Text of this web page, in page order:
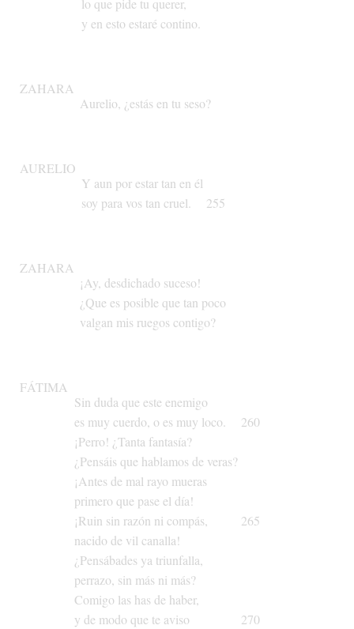
lo que pide tu querer,
y en esto estaré contino.
ZAHARA
Aurelio, ¿estás en tu seso?
AURELIO
Y aun porestar tan en él
soy para vos tan cruel. 255
ZAHARA
¡Ay, desdichado suceso!
¿Que es posible que tan poco
valgan mis ruegos contigo?
FÁTIMA
Sin dudaque este enemigo
es muy cuerdo, o es muy loco.
260
¡Perro! ¿Tanta fantasía?
¿Pensáis que hablamos de veras?
¡Antes de mal rayo mueras
primero que pase el día!
¡Ruin sin razón ni compás,
265
nacido de vil canalla!
¿Pensábades ya triunfalla,
perrazo, sin más ni más?
Comigo las has de haber,
y de modo que te aviso
270